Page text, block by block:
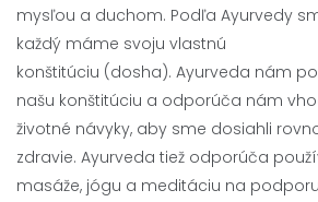
mysľou a duchom. Podľa Ayurvedy
každý máme svoju vlastnú
konštitúciu (dosha). Ayurveda nám
našu konštitúciu a odporúča nám
životné návyky, aby sme dosiahli
zdravie. Ayurveda tiež odporúča
masáže, jógu a meditáciu na